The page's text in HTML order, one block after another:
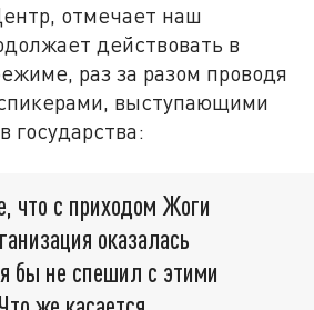
отмечает наш
действовать в
раз за разом проводя
выступающими
государства:
что с приходом Жоги
оказалась
бы не спешил с этими